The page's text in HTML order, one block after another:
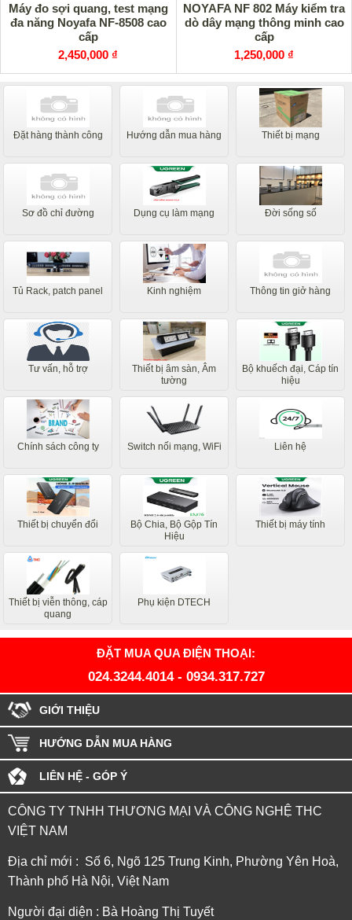
Máy đo sợi quang, test mạng
đa năng Noyafa NF-8508 cao
cấp
2,450,000 ₫
NOYAFA NF 802 Máy kiểm tra
dò dây mạng thông minh cao
cấp
1,250,000 ₫
Đặt hàng thành công Hướng dẫn mua hàng Thiết bị mạng
Sơ đồ chỉ đường Dụng cụ làm mạng Đời sống số
Tủ Rack, patch panel Kinh nghiệm Thông tin giở hàng
Tư vấn, hỗ trợ
Thiết bị âm sàn, Âm
tường
Bộ khuếch đại, Cáp tín
hiệu
Chính sách công ty Switch nối mạng, WiFi Liên hệ
Thiết bị chuyển đổi
Bộ Chia, Bộ Gộp Tín
Hiệu
Thiết bị máy tính
Thiết bị viễn thông, cáp
quang
Phụ kiện DTECH
ĐẶT MUA QUA ĐIỆN THOẠI:
024.3244.4014- 0934.317.727
GIỚI THIỆU
HƯỚNG DẪN MUA HÀNG
LIÊN HỆ - GÓP Ý
CÔNG TY TNHH THƯƠNG MẠI VÀ CÔNG NGHỆ THC
VIỆT NAM
Địa chỉ mới : Số 6, Ngõ 125 Trung Kinh, Phường Yên Hoà,
Thành phố Hà Nội, Việt Nam
Người đại diện : Bà Hoàng Thị Tuyết